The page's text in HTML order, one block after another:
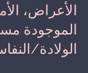
الأعراض،
الموجودة
الولادة/